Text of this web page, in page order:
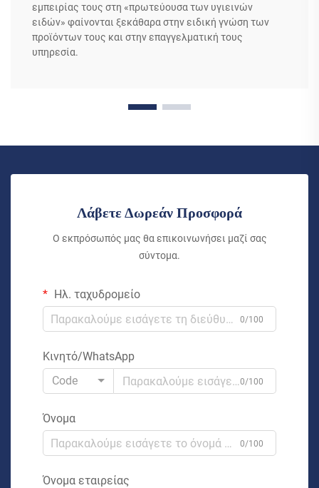
εμπειρίας τους στη «πρωτεύουσα των υγιεινών
ειδών» φαίνονται ξεκάθαρα στην ειδική γνώση των
προϊόντων τους και στην επαγγελματική τους
υπηρεσία.
Λάβετε Δωρεάν Προσφορά
Ο εκπρόσωπός μας θα επικοινωνήσει μαζί σας
σύντομα.
Ηλ. ταχυδρομείο
0/100
Κινητό/WhatsApp
Code
0/100
Όνομα
0/100
Όνομα εταιρείας